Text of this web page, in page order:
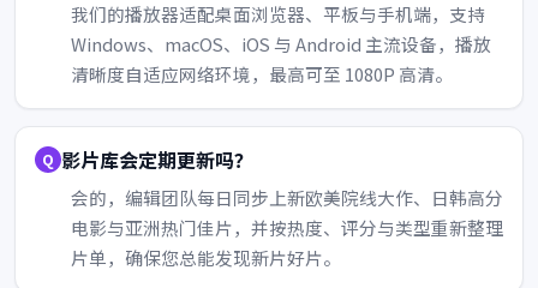
我们的播放器适配桌面浏览器、平板与手机端，支持
Windows、macOS、iOS 与 Android 主流设备，播放
清晰度自适应网络环境，最高可至 1080P 高清。
影片库会定期更新吗？
会的，编辑团队每日同步上新欧美院线大作、日韩高分
电影与亚洲热门佳片，并按热度、评分与类型重新整理
片单，确保您总能发现新片好片。